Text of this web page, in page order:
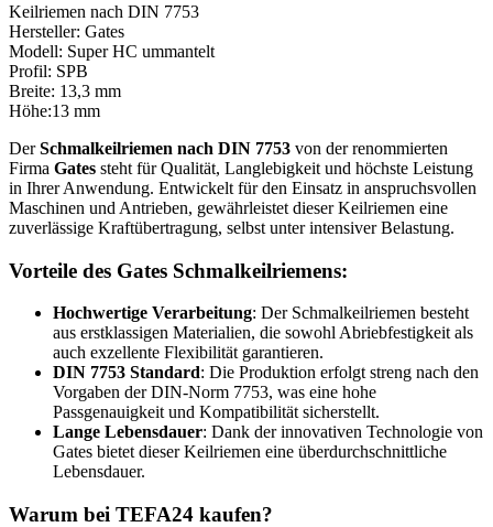
Keilriemen nach DIN 7753
Hersteller: Gates
Modell: Super HC ummantelt
Profil: SPB
Breite: 13,3 mm
Höhe:13 mm
DerSchmalkeilriemen nach DIN 7753 von der renommierten
Firma Gates steht für Qualität, Langlebigkeit und höchste Leistung
in Ihrer Anwendung. Entwickelt für den Einsatz in anspruchsvollen
Maschinen und Antrieben, gewährleistet dieser Keilriemen eine
zuverlässige Kraftübertragung, selbst unter intensiver Belastung.
Vorteile des Gates Schmalkeilriemens:
Hochwertige Verarbeitung: Der Schmalkeilriemen besteht
aus erstklassigen Materialien, die sowohl Abriebfestigkeit als
auch exzellente Flexibilität garantieren.
DIN 7753 Standard: Die Produktion erfolgt streng nach den
Vorgaben der DIN-Norm 7753, was eine hohe
Passgenauigkeit und Kompatibilität sicherstellt.
Lange Lebensdauer: Dank der innovativen Technologie von
Gates bietet dieser Keilriemen eine überdurchschnittliche
Lebensdauer.
Warum bei TEFA24 kaufen?